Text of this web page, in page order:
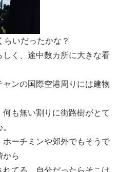
らいだったかな？
く、途中数カ所に大きな看
ンの国際空港周りには建物
も無い割りに街路樹がとて
ーチミンや郊外でもそうで
から